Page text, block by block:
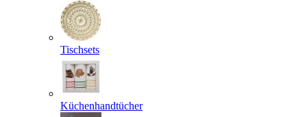
Tischsets
Küchenhandtücher